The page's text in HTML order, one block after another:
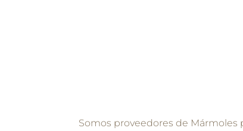
Somos proveedores de Mármoles